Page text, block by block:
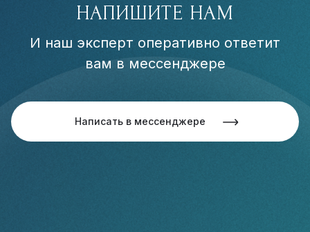
НАПИШИТЕ НАМ
И наш эксперт оперативно ответит
вам в мессенджере
Написать в мессенджере